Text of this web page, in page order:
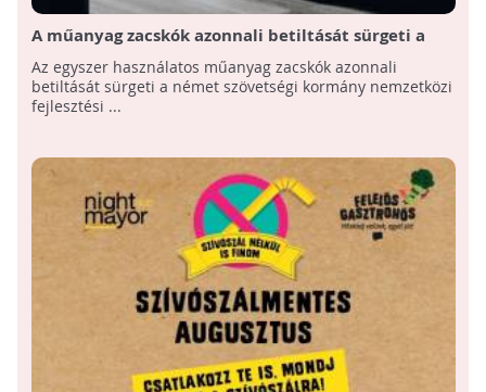
A műanyag zacskók azonnali betiltását sürgeti a
német fejlesztési miniszter
Az egyszer használatos műanyag zacskók azonnali
betiltását sürgeti a német szövetségi kormány nemzetközi
fejlesztési ...